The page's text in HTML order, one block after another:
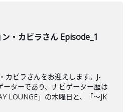
ン・カビラさん Episode_1
カビラさんをお迎えします。J-
ーターであり、ナビゲーター歴は
LOUNGE」の木曜日と、「〜JK